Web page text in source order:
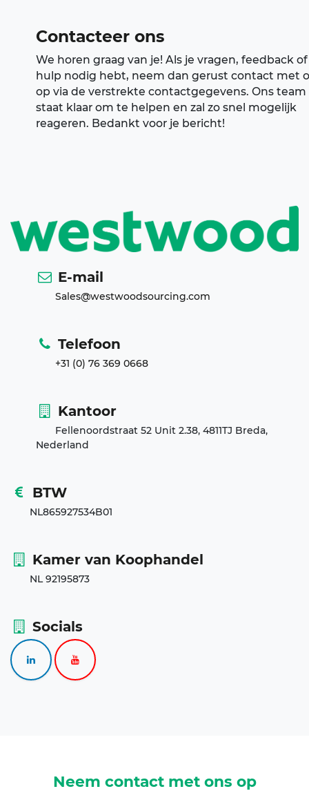
Contacteer ons
We horen graag van je! Als je vragen, feedback of
hulp nodig hebt, neem dan gerust contact met
op via de verstrekte contactgegevens. Ons team
staat klaar om te helpen en zal zo snel mogelijk
reageren. Bedankt voor je bericht!
E-mail
Sales@westwoodsourcing.com
Telefoon
+31 (0) 76 369 0668
Kantoor
Fellenoordstraat 52 Unit 2.38, 4811TJ Breda,
Nederland
BTW
NL865927534B01
Kamer van Koophandel
NL 92195873
Socials
Neem contact met ons op